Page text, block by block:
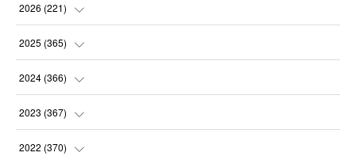
2026 (221)
(10
(31
(30
(31
2025 (365)
(31
(30
(31
2024 (366)
(32
(30
2023 (367)
(31
2022 (370)